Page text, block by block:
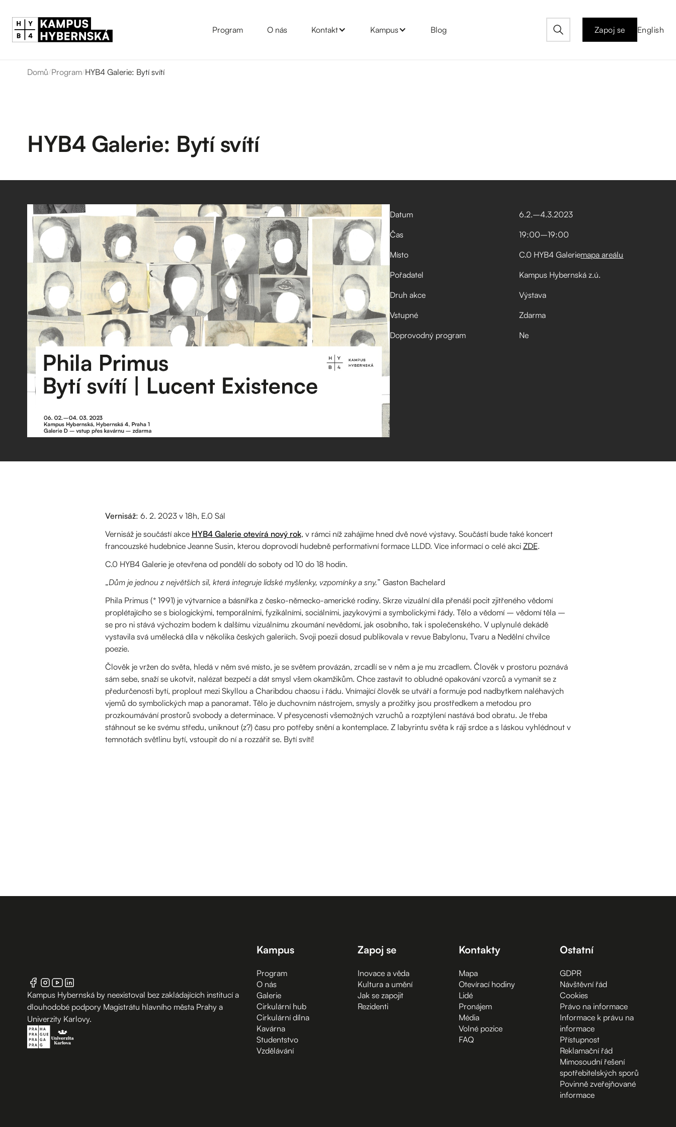
Program O nás Kontakt Kampus Blog Zapoj se English
Domů/Program/HYB4 Galerie: Bytí svítí
HYB4 Galerie: Bytí svítí
Datum 6.2.–⁠4.3.2023
Čas
19:00–⁠19:00
Místo
C.0 HYB4 Galeriemapa areálu
Pořadatel
Kampus Hybernská z.ú.
Druh akce
Výstava
Vstupné
Zdarma
Doprovodný program
Ne
Vernisáž: 6. 2. 2023 v 18h, E.0 Sál
Vernisáž je součástí akce HYB4 Galerie otevírá nový rok, v rámci níž zahájíme hned dvě nové výstavy. Součástí bude také koncert
francouzské hudebnice Jeanne Susin, kterou doprovodí hudebně performativní formace LLDD. Více informací o celé akci ZDE.
C.0 HYB4 Galerie je otevřena od pondělí do soboty od 10 do 18 hodin.
„Dům je jednou z největších sil, která integruje lidské myšlenky, vzpomínky a sny.” Gaston Bachelard
Phila Primus (* 1991) je výtvarnice a básnířka z česko-německo-americké rodiny. Skrze vizuální díla přenáší pocit zjitřeného vědomí
proplétajícího se s biologickými, temporálními, fyzikálními, sociálními, jazykovými a symbolickými řády. Tělo a vědomí – vědomí těla –
se pro ni stává výchozím bodem k dalšímu vizuálnímu zkoumání nevědomí, jak osobního, tak i společenského. V uplynulé dekádě
vystavila svá umělecká díla v několika českých galeriích. Svoji poezii dosud publikovala v revue Babylonu, Tvaru a Nedělní chvilce
poezie.
Člověk je vržen do světa, hledá v něm své místo, je se světem provázán, zrcadlí se v něm a je mu zrcadlem. Člověk v prostoru poznává
sám sebe, snaží se ukotvit, nalézat bezpečí a dát smysl všem okamžikům. Chce zastavit to obludné opakování vzorců a vymanit se z
předurčenosti bytí, proplout mezi Skyllou a Charibdou chaosu i řádu. Vnímající člověk se utváří a formuje pod nadbytkem naléhavých
vjemů do symbolických map a panoramat. Tělo je duchovním nástrojem, smysly a prožitky jsou prostředkem a metodou pro
prozkoumávání prostorů svobody a determinace. V přesycenosti všemožných vzruchů a rozptýlení nastává bod obratu. Je třeba
stáhnout se ke svému středu, uniknout (z?) času pro potřeby snění a kontemplace. Z labyrintu světa k ráji srdce a s láskou vyhlédnout v
temnotách světlinu bytí, vstoupit do ní a rozzářit se. Bytí svítí!
Kampus Hybernská by neexistoval bez zakládajících institucí a
dlouhodobé podpory Magistrátu hlavního města Prahy a
Univerzity Karlovy.
Kampus
Program
O nás
Galerie
Cirkulární hub
Cirkulární dílna
Kavárna
Studentstvo
Vzdělávání
Zapoj se
Inovace a věda
Kultura a umění
Jak se zapojit
Rezidenti
Kontakty
Mapa
Otevírací hodiny
Lidé
Pronájem
Média
Volné pozice
FAQ
Ostatní
GDPR
Návštěvní řád
Cookies
Právo na informace
Informace k právu na
informace
Přístupnost
Reklamační řád
Mimosoudní řešení
spotřebitelských sporů
Povinně zveřejňované
informace